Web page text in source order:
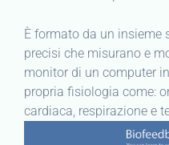
È formato da un insieme
precisi che misurano e
monitor di un computer
propria fisiologia come:
cardiaca, respirazione e